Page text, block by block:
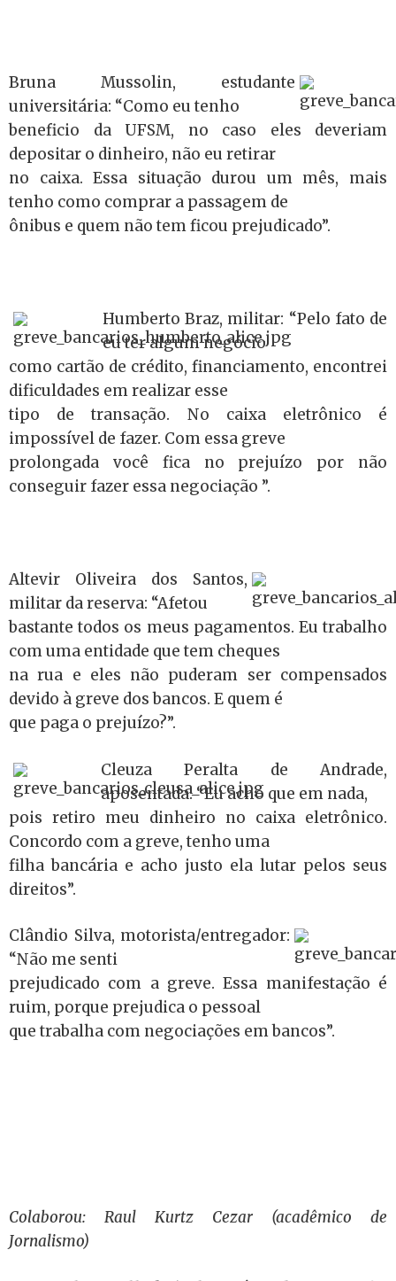
Bruna Mussolin, estudante
universitária: “Como eu tenho
beneficio da UFSM, no caso eles deveriam
depositar o dinheiro, não eu retirar
no caixa. Essa situação durou um mês, mais
tenho como comprar a passagem de
ônibus e quem não tem ficou prejudicado”.
Humberto Braz, militar: “Pelo fato de
eu ter algum negócio
como cartão de crédito, financiamento, encontrei
dificuldades em realizar esse
tipo de transação. No caixa eletrônico é
impossível de fazer. Com essa greve
prolongada você fica no prejuízo por não
conseguir fazer essa negociação ”.
Altevir Oliveira dos Santos,
militar da reserva: “Afetou
bastante todos os meus pagamentos. Eu trabalho
com uma entidade que tem cheques
na rua e eles não puderam ser compensados
devido à greve dos bancos. E quem é
que paga o prejuízo?”.
Cleuza Peralta de Andrade,
aposentada: “Eu acho que em nada,
pois retiro meu dinheiro no caixa eletrônico.
Concordo com a greve, tenho uma
filha bancária e acho justo ela lutar pelos seus
direitos”.
Clândio Silva, motorista/entregador:
“Não me senti
prejudicado com a greve. Essa manifestação é
ruim, porque prejudica o pessoal
que trabalha com negociações em bancos”.
Colaborou: Raul Kurtz Cezar (acadêmico de
Jornalismo)